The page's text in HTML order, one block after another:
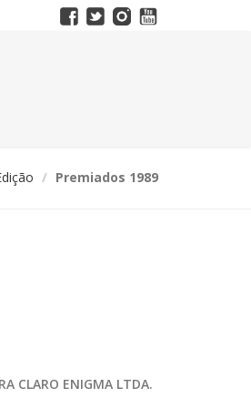
Premiados 1989
CLARO ENIGMA LTDA.